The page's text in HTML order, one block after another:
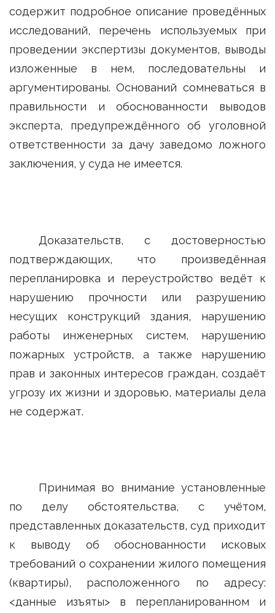
содержит подробное описание проведённых
исследований, перечень используемых при
проведении экспертизы документов, выводы
изложенные в нем, последовательны и
аргументированы. Оснований сомневаться в
правильности и обоснованности выводов
эксперта, предупреждённого об уголовной
ответственности за дачу заведомо ложного
заключения, у суда не имеется.
Доказательств, с достоверностью
подтверждающих, что произведённая
перепланировка и переустройство ведёт к
нарушению прочности или разрушению
несущих конструкций здания, нарушению
работы инженерных систем, нарушению
пожарных устройств, а также нарушению
прав и законных интересов граждан, создаёт
угрозу их жизни и здоровью, материалы дела
не содержат.
Принимая во внимание установленные
по делу обстоятельства, с учётом,
представленных доказательств, суд приходит
к выводу об обоснованности исковых
требований о сохранении жилого помещения
(квартиры), расположенного по адресу:
<данные изъяты> в перепланированном и